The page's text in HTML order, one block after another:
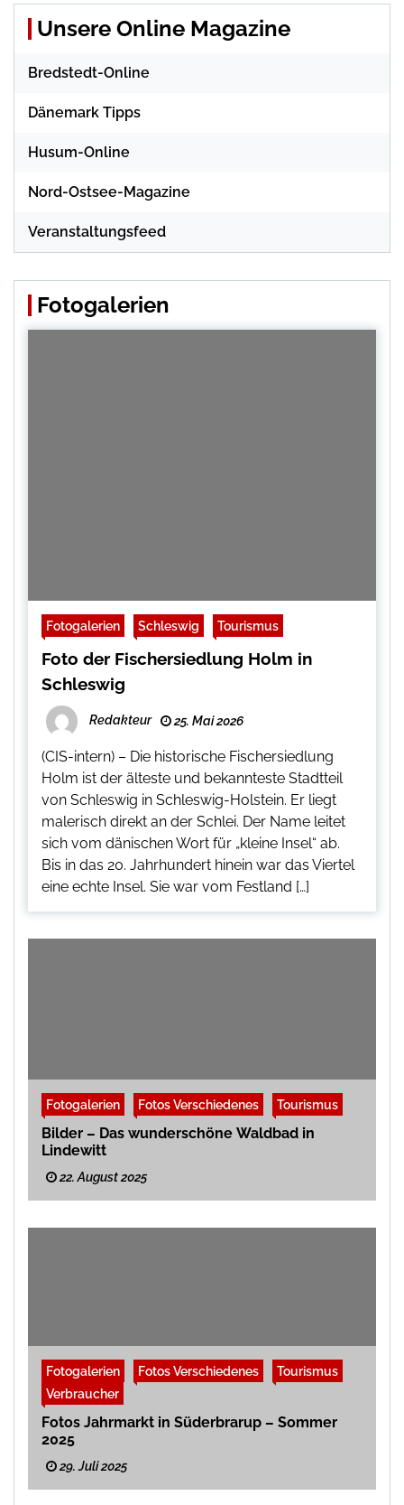
Unsere Online Magazine
Bredstedt-Online
Dänemark Tipps
Husum-Online
Nord-Ostsee-Magazine
Veranstaltungsfeed
Fotogalerien
Fotogalerien Schleswig Tourismus
Foto der Fischersiedlung Holm in
Schleswig
Redakteur 25. Mai 2026
(CIS-intern) – Die historische Fischersiedlung
Holm ist der älteste und bekannteste Stadtteil
von Schleswig in Schleswig-Holstein. Er liegt
malerisch direkt an der Schlei. Der Name leitet
sich vom dänischen Wort für „kleine Insel“ ab.
Bis in das 20. Jahrhundert hinein war das Viertel
eine echte Insel. Sie war vom Festland […]
Fotogalerien Fotos Verschiedenes Tourismus
Bilder – Das wunderschöne Waldbad in
Lindewitt
22. August 2025
Fotogalerien Fotos Verschiedenes
Tourismus
Verbraucher
Fotos Jahrmarkt in Süderbrarup – Sommer
2025
29. Juli 2025